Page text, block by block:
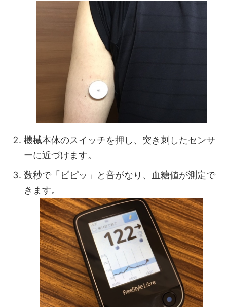
機械本体のスイッチを押し、突き刺したセンサ
ーに近づけます。
数秒で「ピピッ」と音がなり、血糖値が測定で
きます。